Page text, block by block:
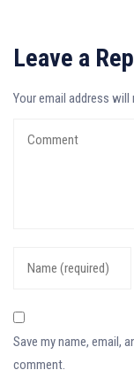
Leave a
Your email address will
Save my name, email,
comment.